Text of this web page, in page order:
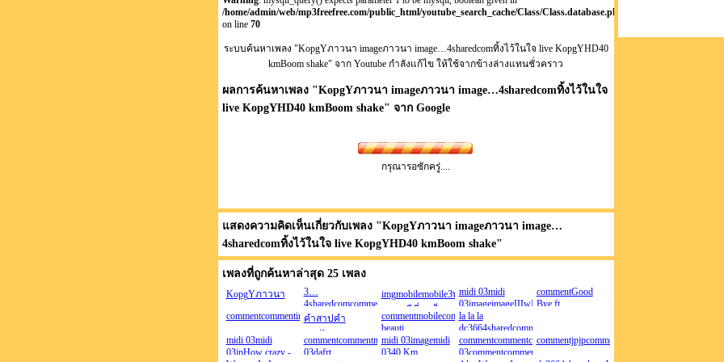
/home/admin/web/mp3freefree.com/public_html/youtube_search_cache/Class/Class.database.php
on line 70
ระบบค้นหาเพลง "KopgYภาวนา imageภาวนา image…4sharedcomทิ้งไว้ในใจ live KopgYHD40
kmBoom shake" จาก Youtube กำลังแก้ไข ให้ใช้จากข้างล่างแทนชั่วคราว
ผลการค้นหาเพลง "KopgYภาวนา imageภาวนา image…4sharedcomทิ้งไว้ในใจ
live KopgYHD40 kmBoom shake" จาก Google
กรุณารอซักครู่....
แสดงความคิดเห็นเกี่ยวกับเพลง "KopgYภาวนา imageภาวนา image…
4sharedcomทิ้งไว้ในใจ live KopgYHD40 kmBoom shake"
เพลงที่ถูกค้นหาล่าสุด 25 เพลง
KopgYภาวนา
imageภาวนา
image…
4sharedcomทิ้งไว้
ในใจ live
3…
imgmobilemobile3พร้อม
ทุกกรณีที่จะเจ็บ
แมน มณีวรรณ
midi 03midi
03midi
commentGood
Bye ft
commentcommentimagecommentimagejpimageFlFA
คำสาปคำ
สาปIจูบจูบจูบ
จบ-Outจบ-
commentmobilecommentcommentZedd
beauti
la la la
--------
midi 03midi
03jpHow crazy -
commentcommentmidi
03dafrt
midi 03imagemidi
0340 Km
commentcommentcommentcommentmidi
commentjpjpcommentcomment